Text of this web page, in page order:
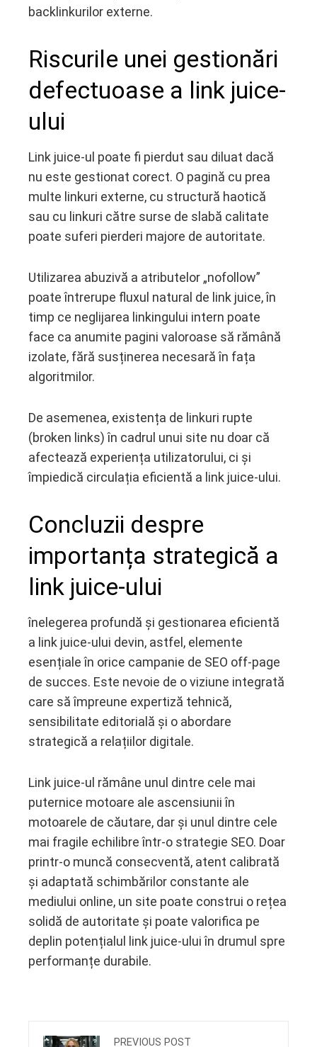
backlinkurilor externe.
Riscurile unei gestionări
defectuoase a link juice-
ului
Link juice-ul poate fi pierdut sau diluat dacă
nu este gestionat corect. O pagină cu prea
multe linkuri externe, cu structură haotică
sau cu linkuri către surse de slabă calitate
poate suferi pierderi majore de autoritate.
Utilizarea abuzivă a atributelor „nofollow”
poate întrerupe fluxul natural de link juice, în
timp ce neglijarea linkingului intern poate
face ca anumite pagini valoroase să rămână
izolate, fără susținerea necesară în fața
algoritmilor.
De asemenea, existența de linkuri rupte
(broken links) în cadrul unui site nu doar că
afectează experiența utilizatorului, ci și
împiedică circulația eficientă a link juice-ului.
Concluzii despre
importanța strategică a
link juice-ului
înelegerea profundă și gestionarea eficientă
a link juice-ului devin, astfel, elemente
esențiale în orice campanie de SEO off-page
de succes. Este nevoie de o viziune integrată
care să împreune expertiză tehnică,
sensibilitate editorială și o abordare
strategică a relațiilor digitale.
Link juice-ul rămâne unul dintre cele mai
puternice motoare ale ascensiunii în
motoarele de căutare, dar și unul dintre cele
mai fragile echilibre într-o strategie SEO. Doar
printr-o muncă consecventă, atent calibrată
și adaptată schimbărilor constante ale
mediului online, un site poate construi o rețea
solidă de autoritate și poate valorifica pe
deplin potențialul link juice-ului în drumul spre
performanțe durabile.
PREVIOUS POST